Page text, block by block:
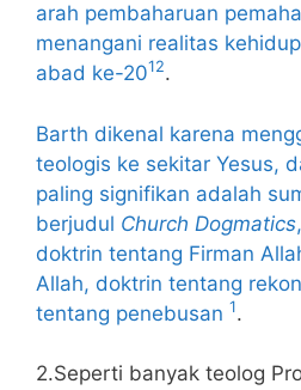
arah pembaharuan
menangani realitas
abad ke-2012.
Barth dikenal karena
teologis ke sekitar Yesus,
paling signifikan adalah
berjudul Church Dogmatics
doktrin tentang Firman
Allah, doktrin tentang
tentang penebusan 1.
2.Seperti banyak teolog